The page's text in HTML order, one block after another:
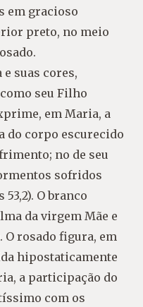
em gracioso
preto, no meio
suas cores,
seu Filho
em Maria, a
do corpo escurecido
no de seu
sofridos
O branco
da virgem Mãe e
O rosado figura, em
hipostaticamente
a participação do
com os